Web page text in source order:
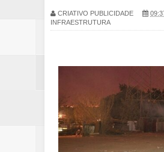
CRIATIVO PUBLICIDADE
INFRAESTRUTURA